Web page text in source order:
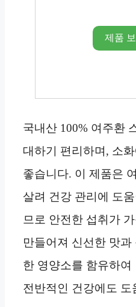
제품
국내산 100% 여주환
대하기 편리하며, 소
좋습니다. 이 제품은
살려 건강 관리에 도
므로 안전한 섭취가
만들어져 신선한 맛
한 영양소를 함유하여
전반적인 건강에도 도